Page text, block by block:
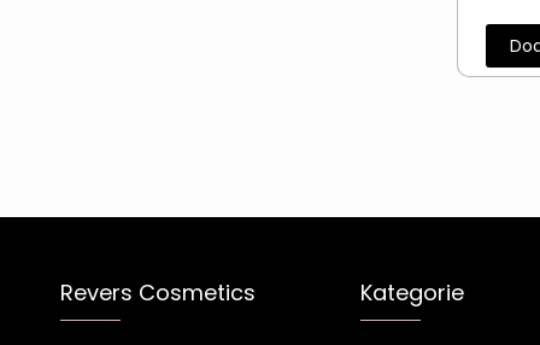
Revers Cosmetics Kategorie